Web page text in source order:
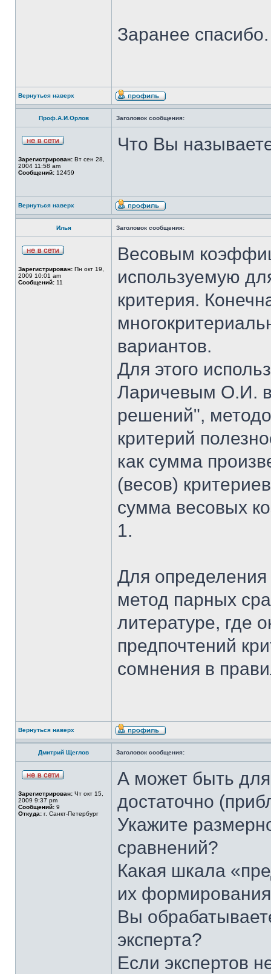
Заранее спасибо.
Вернуться наверх
Проф.А.И.Орлов Заголовок сообщения:
Зарегистрирован: Вт сен 28,
2004 11:58 am
Сообщений: 12459
Что Вы
Вернуться наверх
Илья Заголовок сообщения:
Зарегистрирован: Пн окт 19,
2009 10:01 am
Сообщений: 11
Весовым
используемую
критерия.
вариантов.
Для этого
Ларичевым О.И. в
решений",
критерий
как сумма
(весов)
сумма весовых
1.
Для определения
метод парных
литературе, где
предпочтений
сомнения в
Вернуться наверх
Дмитрий Щеглов Заголовок сообщения:
Зарегистрирован: Чт окт 15,
2009 9:37 pm
Сообщений: 9
Откуда: г. Санкт-Петербург
А может быть
достаточно
Укажите
сравнений?
Какая шкала
их
Вы
эксперта?
Если экспертов